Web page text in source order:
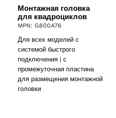
Монтажная головка
для квадроциклов
MPN: G800A76
Для всех моделей с
системой быстрого
подключения | с
промежуточная пластина
для размещения монтажной
головки